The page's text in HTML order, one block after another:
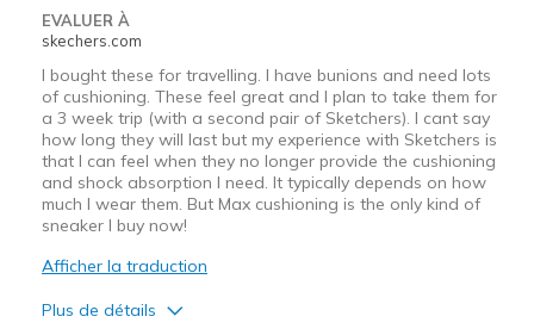
EVALUER À
skechers.com
I bought these for travelling. I have bunions and need lots
of cushioning. These feel great and I plan to take them for
a 3 week trip (with a second pair of Sketchers). I cant say
how long they will last but my experience with Sketchers is
that I can feel when they no longer provide the cushioning
and shock absorption I need. It typically depends on how
much I wear them. But Max cushioning is the only kind of
sneaker I buy now!
Afficher la traduction
Plus de détails